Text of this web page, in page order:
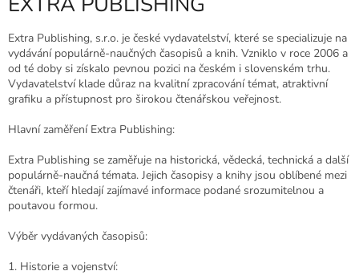
Extra Publishing, s.r.o. je české vydavatelství, které se specializuje na
vydávání populárně-naučných časopisů a knih. Vzniklo v roce 2006 a
od té doby si získalo pevnou pozici na českém i slovenském trhu.
Vydavatelství klade důraz na kvalitní zpracování témat, atraktivní
grafiku a přístupnost pro širokou čtenářskou veřejnost.
Hlavní zaměření Extra Publishing:
Extra Publishing se zaměřuje na historická, vědecká, technická a další
populárně-naučná témata. Jejich časopisy a knihy jsou oblíbené mezi
čtenáři, kteří hledají zajímavé informace podané srozumitelnou a
poutavou formou.
Výběr vydávaných časopisů:
1. Historie a vojenství: